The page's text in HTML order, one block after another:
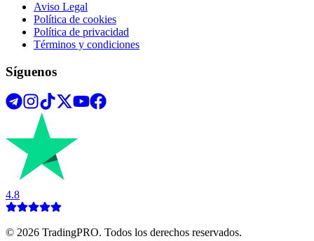
Aviso Legal
Política de cookies
Política de privacidad
Términos y condiciones
Síguenos
4.8
© 2026 TradingPRO. Todos los derechos reservados.